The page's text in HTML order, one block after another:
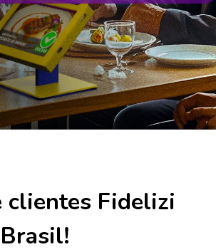
clientes Fidelizi